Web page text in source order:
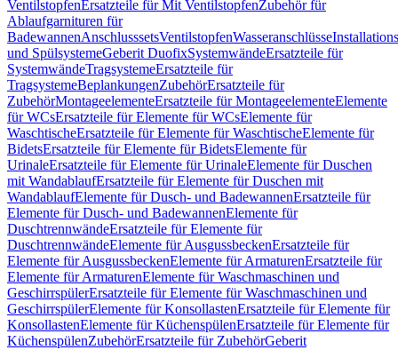
VentilstopfenErsatzteile für Mit VentilstopfenZubehör für
Ablaufgarnituren für
BadewannenAnschlusssetsVentilstopfenWasseranschlüsse
und SpülsystemeGeberit DuofixSystemwändeErsatzteile für
SystemwändeTragsystemeErsatzteile für
TragsystemeBeplankungenZubehörErsatzteile für
ZubehörMontageelementeErsatzteile für MontageelementeElemente
für WCsErsatzteile für Elemente für WCsElemente für
WaschtischeErsatzteile für Elemente für WaschtischeElemente für
BidetsErsatzteile für Elemente für BidetsElemente für
UrinaleErsatzteile für Elemente für UrinaleElemente für Duschen
mit WandablaufErsatzteile für Elemente für Duschen mit
WandablaufElemente für Dusch- und BadewannenErsatzteile für
Elemente für Dusch- und BadewannenElemente für
DuschtrennwändeErsatzteile für Elemente für
DuschtrennwändeElemente für AusgussbeckenErsatzteile für
Elemente für AusgussbeckenElemente für ArmaturenErsatzteile für
Elemente für ArmaturenElemente für Waschmaschinen und
GeschirrspülerErsatzteile für Elemente für Waschmaschinen und
GeschirrspülerElemente für KonsollastenErsatzteile für Elemente für
KonsollastenElemente für KüchenspülenErsatzteile für Elemente für
KüchenspülenZubehörErsatzteile für ZubehörGeberit